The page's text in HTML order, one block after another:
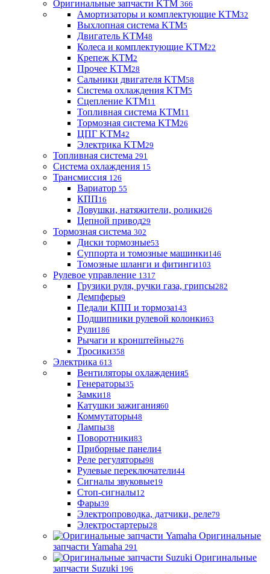
Оригинальные запчасти KTM 366
Амортизаторы и комплектующие KTM32
Выхлопная система KTM5
Двигатель KTM48
Колеса и комплектующие KTM22
Крепеж KTM2
Прочее KTM28
Сальники двигателя KTM58
Система охлаждения KTM5
Сцепление KTM11
Топливная система KTM11
Тормозная система KTM26
ЦПГ KTM42
Электрика KTM29
Топливная система 291
Система охлаждения 15
Трансмиссия 126
Вариатор 55
КПП16
Ловушки, натяжители, ролики26
Цепной привод29
Тормозная система 302
Диски тормозные53
Суппорта и томозные машинки146
Томозные шланги и фитинги103
Рулевое управление 1317
Грузики руля, ручки газа, грипсы282
Демпферы9
Педали КПП и тормоза143
Подшипники рулевой колонки63
Рули186
Рычаги и кронштейны276
Тросики358
Электрика 613
Вентиляторы охлаждения5
Генераторы35
Замки18
Катушки зажигания60
Коммутаторы48
Лампы38
Поворотники83
Приборные панели4
Реле регуляторы98
Рулевые переключатели44
Сигналы звуковые19
Стоп-сигналы12
Фары39
Электропроводка, датчики, реле79
Электростартеры28
Оригинальные
запчасти Yamaha 291
Оригинальные
запчасти Suzuki 196